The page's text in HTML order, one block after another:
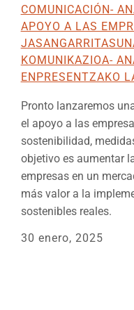
COMUNICACIÓN-
APOYO A LAS
KOMUNIKAZIOA-
ENPRESENTZAKO
Pronto lanzaremos
el apoyo a las
sostenibilidad,
objetivo es aumentar
empresas en un
más valor a la
sostenibles reales.
30 enero, 2025